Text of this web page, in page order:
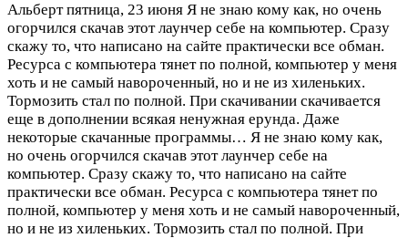
Альберт пятница, 23 июня Я не знаю кому как, но очень
огорчился скачав этот лаунчер себе на компьютер. Сразу
скажу то, что написано на сайте практически все обман.
Ресурса с компьютера тянет по полной, компьютер у меня
хоть и не самый навороченный, но и не из хиленьких.
Тормозить стал по полной. При скачивании скачивается
еще в дополнении всякая ненужная ерунда. Даже
некоторые скачанные программы… Я не знаю кому как,
но очень огорчился скачав этот лаунчер себе на
компьютер. Сразу скажу то, что написано на сайте
практически все обман. Ресурса с компьютера тянет по
полной, компьютер у меня хоть и не самый навороченный,
но и не из хиленьких. Тормозить стал по полной. При